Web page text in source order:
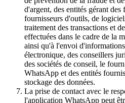
d'argent, des entités gérant
fournisseurs d'outils, de
traitement des transactions et
effectuées dans le cadre de la
ainsi qu'à l'envoi
électronique, des conseillers
des sociétés de conseil, le
WhatsApp et des entités
stockage des données.
La prise de contact avec le
l'application WhatsApp peut